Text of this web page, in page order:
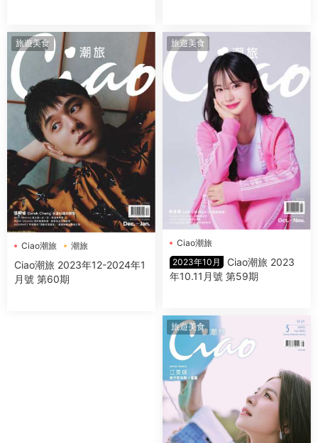
旅遊美食
Ciao潮旅 潮旅
Ciao潮旅 2023年12-2024年1
月號 第60期
旅遊美食
Ciao潮旅
2023年10月
Ciao潮旅 2023
年10.11月號 第59期
旅遊美食